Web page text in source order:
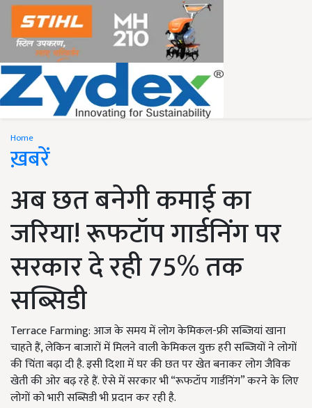
Home
ख़बरें
अब छत बनेगी कमाई का
जरिया! रूफटॉप गार्डनिंग पर
सरकार दे रही 75% तक
सब्सिडी
Terrace Farming: आज के समय में लोग केमिकल-फ्री सब्जियां खाना
चाहते हैं, लेकिन बाजारों में मिलने वाली केमिकल युक्त हरी सब्जियों ने लोगों
की चिंता बढ़ा दी है. इसी दिशा में घर की छत पर खेत बनाकर लोग जैविक
खेती की ओर बढ़ रहे हैं. ऐसे में सरकार भी “रूफटॉप गार्डनिंग” करने के लिए
लोगों को भारी सब्सिडी भी प्रदान कर रही है.